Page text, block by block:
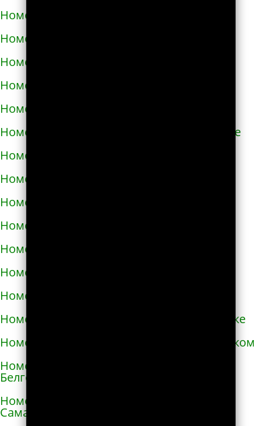
Номера телефонов такси в Агрызе
Номера телефонов такси в Адыгейске
Номера телефонов такси в Азнакаево
Номера телефонов такси в Азове
Номера телефонов такси в Ак-Довураке
Номера телефонов такси в Академгородке
Номера телефонов такси в Аксае
Номера телефонов такси в Алагире
Номера телефонов такси в Алапаевске
Номера телефонов такси в Алатыре
Номера телефонов такси в Алдане
Номера телефонов такси в Алейске
Номера телефонов такси в Александрове
Номера телефонов такси в Александровске
Номера телефонов такси в Александровском
Номера телефонов такси в Алексеевке
Белгородской области
Номера телефонов такси в Алексеевке
Самарской области